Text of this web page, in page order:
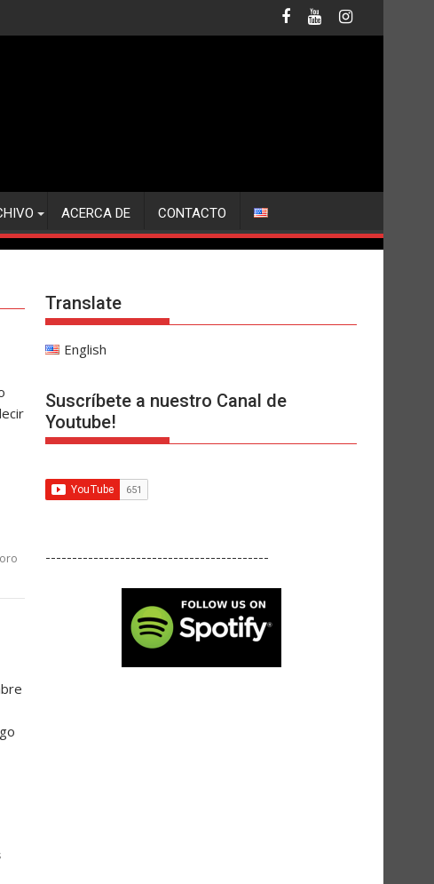
ACERCA DE CONTACTO
Translate
English
Suscríbete a nuestro Canal de
Youtube!
------------------------------------------